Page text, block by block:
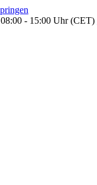
- 15:00 Uhr (CET)